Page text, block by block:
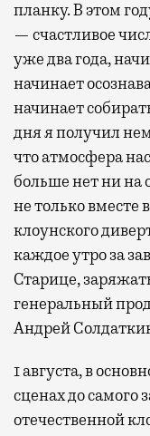
планку. В этом
— счастливое
уже два года,
начинает
начинает
дня я получил
что атмосфера
больше нет ни на
не только вместе
клоунского
каждое утро за
Старице,
генеральный
Андрей
1 августа, в
сценах до самого
отечественной